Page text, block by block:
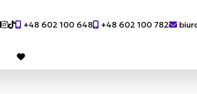
Social link
Social link
Social link
+48 602 100 648 +48 602 100 782
favorite